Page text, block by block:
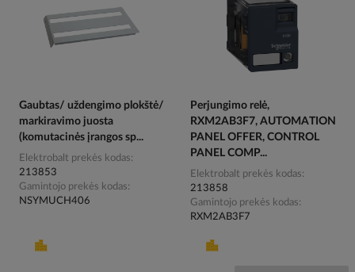
Gaubtas/ uždengimo plokštė/
markiravimo juosta
(komutacinės įrangos sp...
Elektrobalt prekės kodas
213853
Gamintojo prekės kodas
NSYMUCH406
Perjungimo relė,
RXM2AB3F7, AUTOMATION
PANEL OFFER, CONTROL
PANEL COMP...
Elektrobalt prekės kodas
213858
Gamintojo prekės kodas
RXM2AB3F7